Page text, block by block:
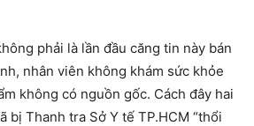
phải là lần đầu căng tin này bán
nhân viên không khám sức khỏe
không có nguồn gốc. Cách đây hai
bị Thanh tra Sở Y tế TP.HCM “thổi